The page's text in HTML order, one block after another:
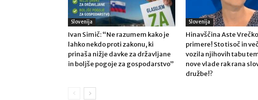
Slovenija
Ivan Simič: “Ne razumem kako je
lahko nekdo proti zakonu, ki
prinaša nižje davke za državljane
in boljše pogoje za gospodarstvo”
Slovenija
Hinavščina Aste
primere! Sto tisoč in
vozila njihovih tabu
nove vlade rak rana
družbe!?